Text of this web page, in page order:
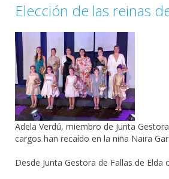
Elección de las reinas
Adela Verdú, miembro de Junta
cargos han recaído en la niña Naira
Desde Junta Gestora de Fallas de